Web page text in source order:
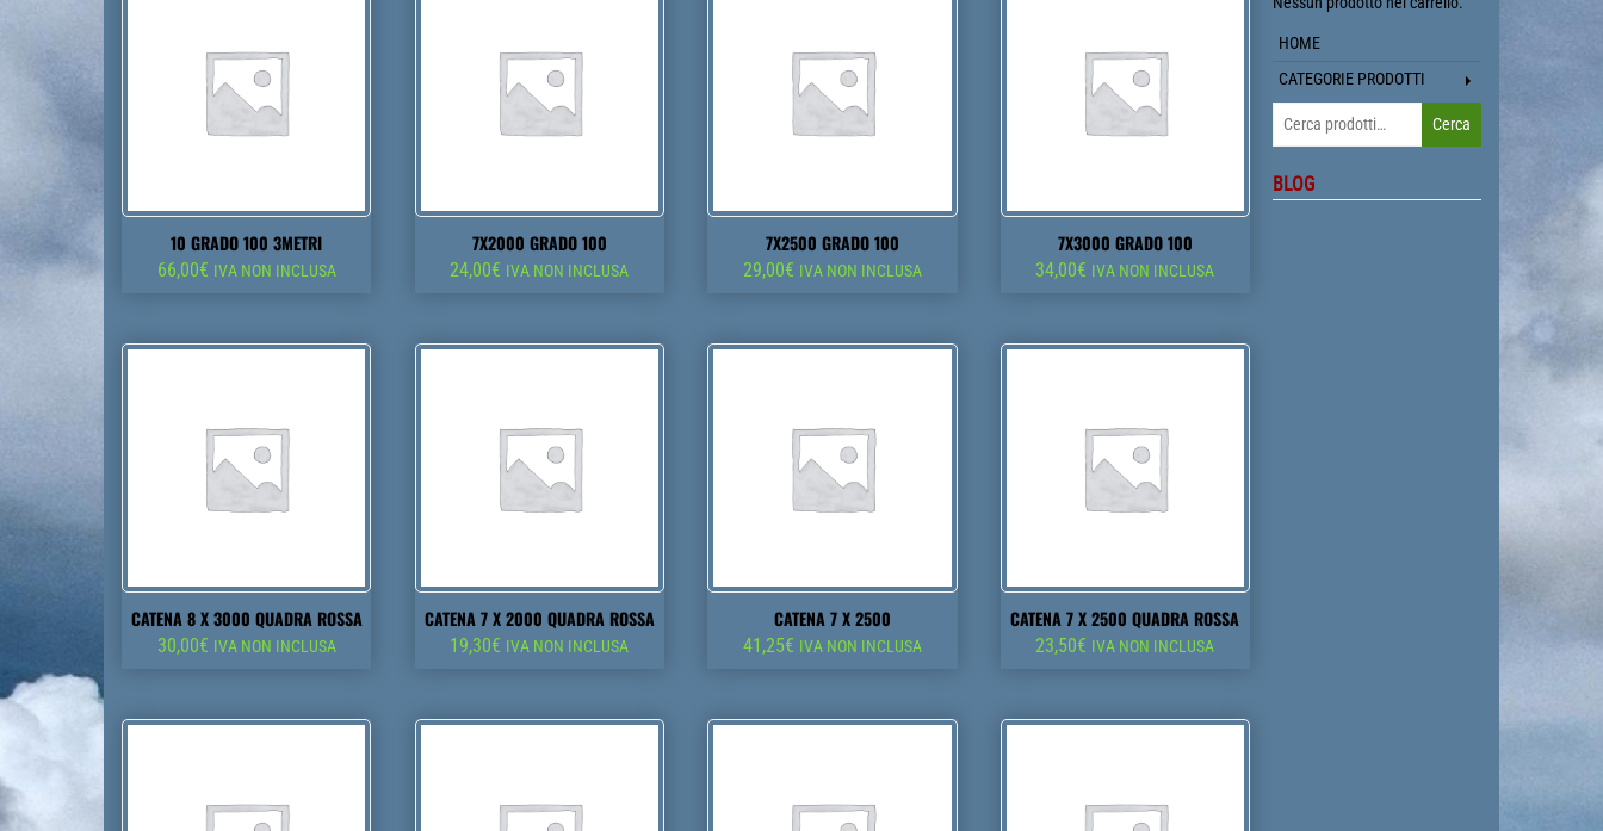
10 GRADO 100 3METRI
66,00€ IVA NON INCLUSA
7X2000 GRADO 100
24,00€ IVA NON INCLUSA
7X2500 GRADO 100
29,00€ IVA NON INCLUSA
7X3000 GRADO 100
34,00€ IVA NON INCLUSA
CATENA 8 X 3000 QUADRA ROSSA
30,00€ IVA NON INCLUSA
CATENA 7 X 2000 QUADRA ROSSA
19,30€ IVA NON INCLUSA
CATENA 7 X 2500
41,25€ IVA NON INCLUSA
CATENA 7 X 2500 QUADRA ROSSA
23,50€ IVA NON INCLUSA
HOME
CATEGORIE PRODOTTI
Cerca
BLOG